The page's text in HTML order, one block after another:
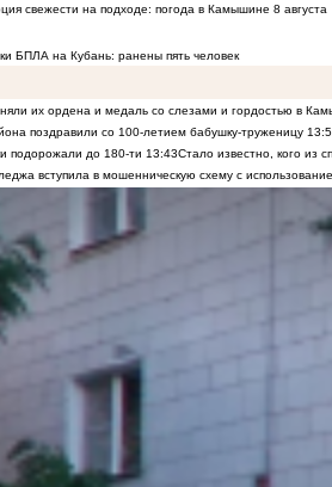
свежести на подходе: погода в Камышине 8 августа
БПЛА на Кубань: ранены пять человек
их ордена и медаль со слезами и гордостью в
поздравили со 100-летием бабушку-труженицу
подорожали до 180-ти 13:43Стало известно, кого из
вступила в мошенническую схему с